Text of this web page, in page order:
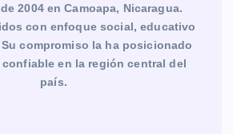
2004 en Camoapa, Nicaragua.
con enfoque social, educativo
compromiso la ha posicionado
en la región central del
país.